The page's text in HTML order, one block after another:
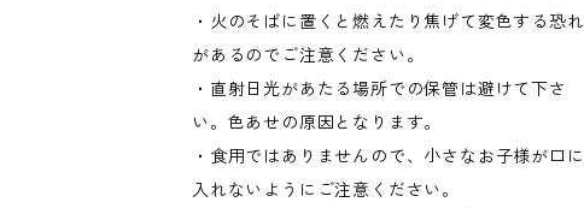
・火のそばに置くと燃えたり焦げて変色する恐れ
があるのでご注意ください。
・直射日光があたる場所での保管は避けて下さ
い。色あせの原因となります。
・食用ではありませんので、小さなお子様が口に
入れないようにご注意ください。